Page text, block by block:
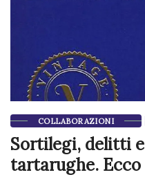
COLLABORAZIONI
Sortilegi, delitti e
tartarughe. Ecco